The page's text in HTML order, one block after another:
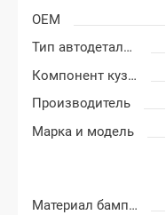
OEM
Тип автодеталей
Компонент кузова
Производитель
Марка и модель
Материал бампера